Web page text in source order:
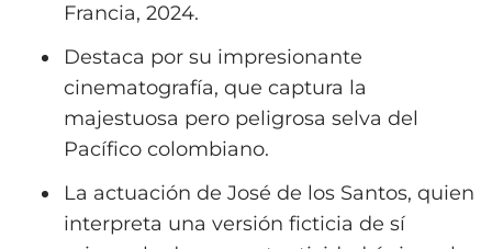
Francia, 2024.
Destaca por su impresionante
cinematografía, que captura la
majestuosa pero peligrosa selva del
Pacífico colombiano.
La actuación de José de los Santos, quien
interpreta una versión ficticia de sí